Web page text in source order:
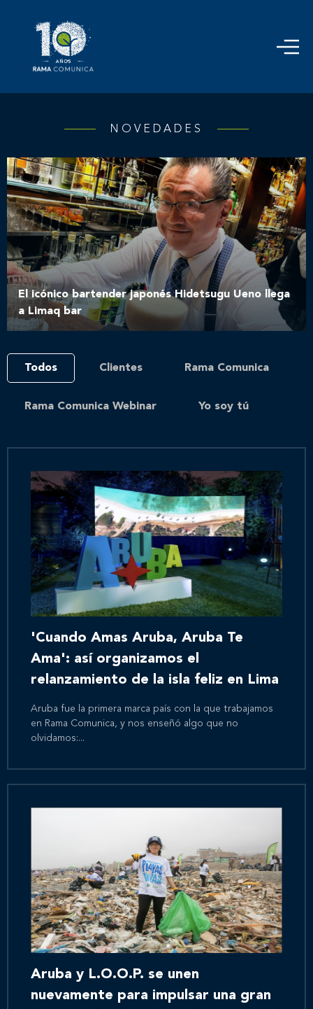
NOVEDADES
El icónico bartender japonés Hidetsugu Ueno llega
a Limaq bar
Todos Clientes Rama Comunica
Rama Comunica Webinar Yo soy tú
'Cuando Amas Aruba, Aruba Te
Ama': así organizamos el
relanzamiento de la isla feliz en Lima
Aruba fue la primera marca país con la que trabajamos
en Rama Comunica, y nos enseñó algo que no
olvidamos:...
Aruba y L.O.O.P. se unen
nuevamente para impulsar una gran